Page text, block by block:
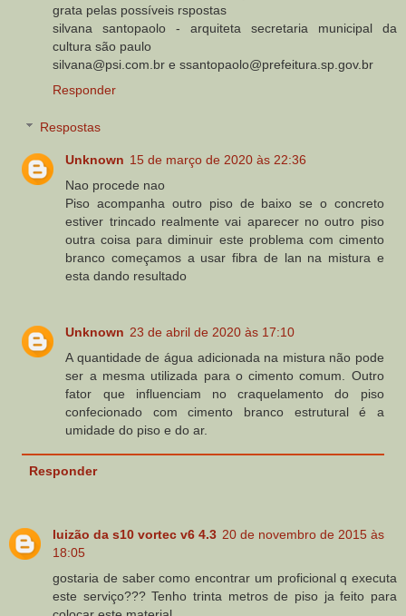
grata pelas possíveis rspostas
silvana santopaolo - arquiteta secretaria municipal da
cultura são paulo
silvana@psi.com.br e ssantopaolo@prefeitura.sp.gov.br
Responder
Respostas
Unknown 15 de março de 2020 às 22:36
Nao procede nao
Piso acompanha outro piso de baixo se o concreto
estiver trincado realmente vai aparecer no outro piso
outra coisa para diminuir este problema com cimento
branco começamos a usar fibra de lan na mistura e
esta dando resultado
Unknown 23 de abril de 2020 às 17:10
A quantidade de água adicionada na mistura não pode
ser a mesma utilizada para o cimento comum. Outro
fator que influenciam no craquelamento do piso
confecionado com cimento branco estrutural é a
umidade do piso e do ar.
Responder
luizão da s10 vortec v6 4.3 20 de novembro de 2015 às
18:05
gostaria de saber como encontrar um proficional q executa
este serviço??? Tenho trinta metros de piso ja feito para